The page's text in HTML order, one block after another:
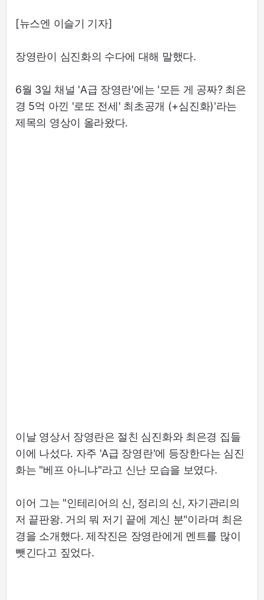
[뉴스엔 이슬기 기자]
장영란이 심진화의 수다에 대해 말했다.
6월 3일 채널 'A급 장영란'에는 '모든 게 공짜? 최은
경 5억 아낀 '로또 전세' 최초공개 (+심진화)'라는
제목의 영상이 올라왔다.
이날 영상서 장영란은 절친 심진화와 최은경 집들
이에 나섰다. 자주 'A급 장영란'에 등장한다는 심진
화는 "베프 아니냐"라고 신난 모습을 보였다.
이어 그는 "인테리어의 신, 정리의 신, 자기관리의
저 끝판왕. 거의 뭐 저기 끝에 계신 분"이라며 최은
경을 소개했다. 제작진은 장영란에게 멘트를 많이
뺏긴다고 짚었다.